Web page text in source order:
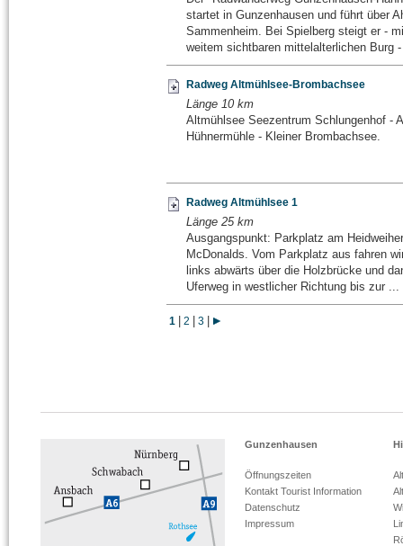
startet in Gunzenhausen und führt über
Sammenheim. Bei Spielberg steigt er -
weitem sichtbaren mittelalterlichen Burg
Radweg Altmühlsee-Brombachsee
Länge 10 km
Altmühlsee Seezentrum Schlungenhof -
Hühnermühle - Kleiner Brombachsee.
Radweg Altmühlsee 1
Länge 25 km
Ausgangspunkt: Parkplatz am
McDonalds. Vom Parkplatz aus fahren
links abwärts über die Holzbrücke und
Uferweg in westlicher Richtung bis zur ...
1 2 3
Gunzenhausen
Öffnungszeiten
Kontakt Tourist Information
Datenschutz
Impressum